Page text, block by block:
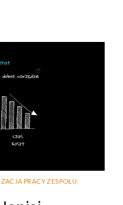
PRACY ZESPOŁU